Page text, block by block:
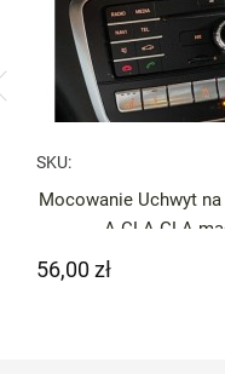
SKU:
Mocowanie Uchwyt
A CLA GLA
Cena
56,00 zł